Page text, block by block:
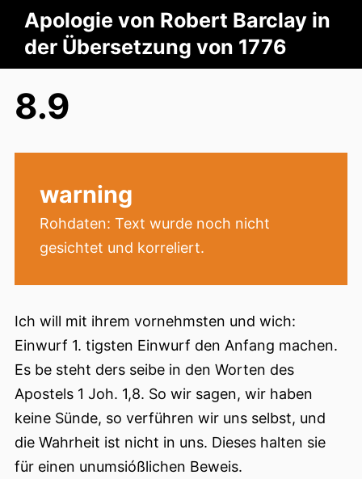
Apologie von Robert Barclay in
der Übersetzung von 1776
8.9
warning
Rohdaten: Text wurde noch nicht
gesichtet und korreliert.
Ich will mit ihrem vornehmsten und wich:
Einwurf 1. tigsten Einwurf den Anfang machen.
Es be steht ders seibe in den Worten des
Apostels 1 Joh. 1,8. So wir sagen, wir haben
keine Sünde, so verführen wir uns selbst, und
die Wahrheit ist nicht in uns. Dieses halten sie
für einen unumsióßlichen Beweis.